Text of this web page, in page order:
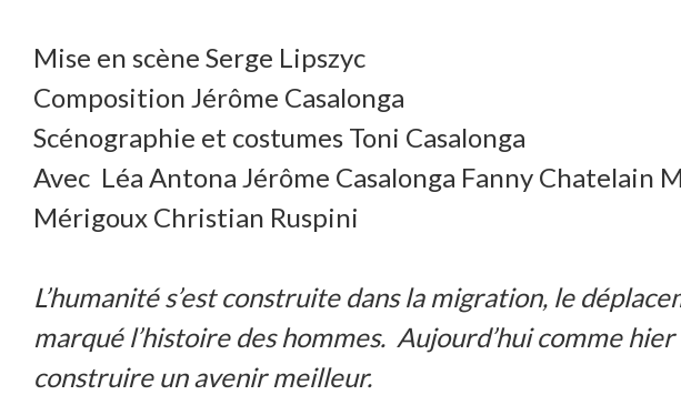
Mise en scène Serge Lipszyc
Composition Jérôme Casalonga
Scénographie et costumes Toni Casalonga
Avec Léa Antona Jérôme Casalonga Fanny
Mérigoux Christian Ruspini
L’humanité s’est construite dans la migration, le
marqué l’histoire des hommes. Aujourd’hui comme
construire un avenir meilleur.